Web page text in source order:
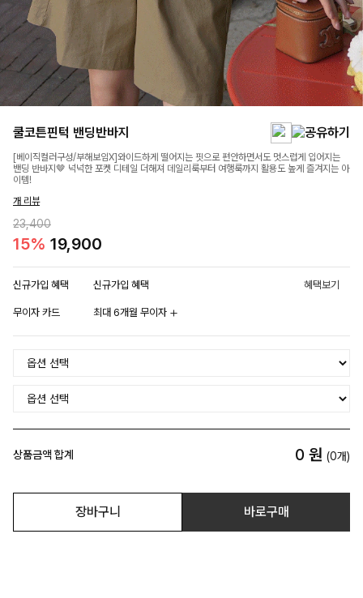
쿨코튼핀턱 밴딩반바지
[베이직컬러구성/부해보임X]와이드하게 떨어지는 핏으로 편안하면서도 멋스럽게 입어지는
밴딩 반바지🤎 넉넉한 포켓 디테일 더해져 데일리룩부터 여행룩까지 활용도 높게 즐겨지는 아
이템!
개 리뷰
23,400
15% 19,900
신규가입 혜택 신규가입 혜택 혜택보기
무이자 카드 최대 6개월 무이자
상품금액 합계 0 원 (0개)
장바구니 바로구매